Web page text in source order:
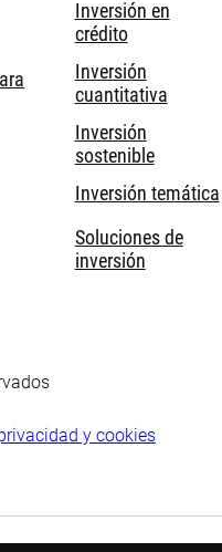
Inversión en
crédito
Inversión
cuantitativa
Inversión
sostenible
Inversión temática
Soluciones de
inversión
y cookies